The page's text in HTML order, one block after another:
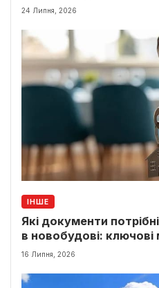
24 Липня, 2026
ІНШЕ
Які документи
в новобудові:
16 Липня, 2026